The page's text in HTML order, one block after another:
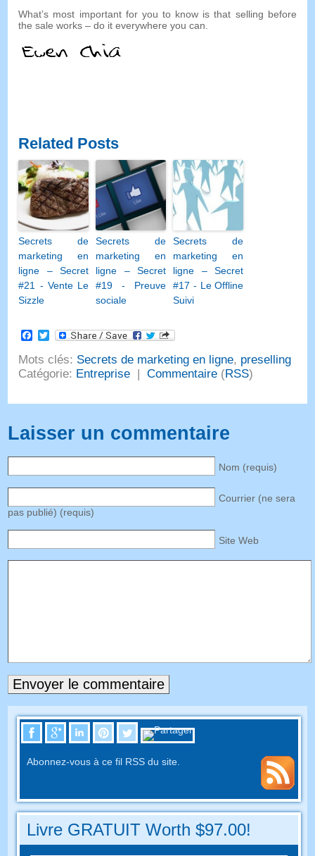
What’s most important for you to know is that selling before
the sale works –do it everywhere you can.
Related Posts
Secrets de
marketing en
ligne – Secret
#21 - Vente Le
Sizzle
Secrets de
marketing en
ligne – Secret
#19 - Preuve
sociale
Secrets de
marketing en
ligne – Secret
#17 - Le Offline
Suivi
Facebook
Twitter
Mots clés: Secrets de marketing en ligne, preselling
Catégorie: Entreprise |Commentaire (RSS)
Laisser un commentaire
Nom (requis)
Courrier (ne sera
pas publié) (requis)
Site Web
Abonnez-vous à ce fil RSS du site.
Livre GRATUIT Worth $97.00!